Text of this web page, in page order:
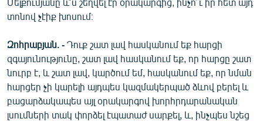
տոնով չէիք խոսում։
Զոհրաբյան. - Դուք շատ լավ հասկանում եք հարցի
զգայունությունը, շատ լավ հասկանում եք, որ հարցը շատ
նուրբ է, և շատ լավ, կարծում եմ, հասկանում եք, որ նման
հարցեր չի կարելի այդպես կազմակերպած ձևով բերել և
բացարձակապես այլ օրակարգով խորհրդարանական
լսումների տակ փորձել էպատաժ սարքել, և, ինչպես նշեց